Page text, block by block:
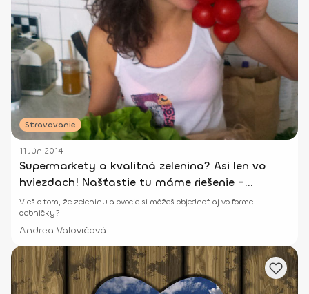
Stravovanie
11 Jún 2014
Supermarkety a kvalitná zelenina? Asi len vo
hviezdach! Našťastie tu máme riešenie -
Debničky
Vieš o tom, že zeleninu a ovocie si môžeš objednať aj vo forme
debničky?
Andrea Valovičová